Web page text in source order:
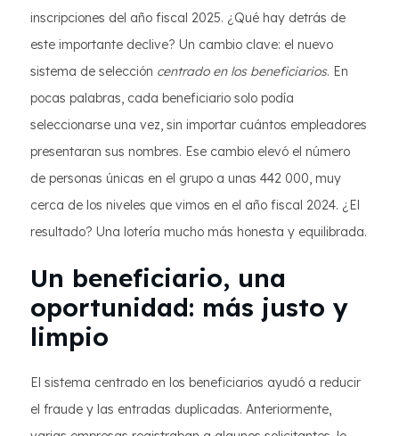
inscripciones del año fiscal 2025. ¿Qué hay detrás de
este importante declive? Un cambio clave: el nuevo
sistema de selección centrado en los beneficiarios. En
pocas palabras, cada beneficiario solo podía
seleccionarse una vez, sin importar cuántos empleadores
presentaran sus nombres. Ese cambio elevó el número
de personas únicas en el grupo a unas 442 000, muy
cerca de los niveles que vimos en el año fiscal 2024. ¿El
resultado? Una lotería mucho más honesta y equilibrada.
Un beneficiario, una
oportunidad: más justo y
limpio
El sistema centrado en los beneficiarios ayudó a reducir
el fraude y las entradas duplicadas. Anteriormente,